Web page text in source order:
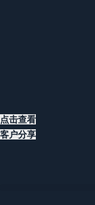
点击查看
客户分享